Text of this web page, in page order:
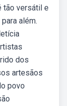
tão versátil e
além.
dos
artesãos
povo